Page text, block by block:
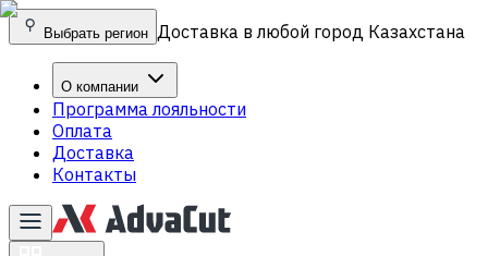
Выбрать регион Доставка в любой город Казахстана
О компании
Программа лояльности
Оплата
Доставка
Контакты